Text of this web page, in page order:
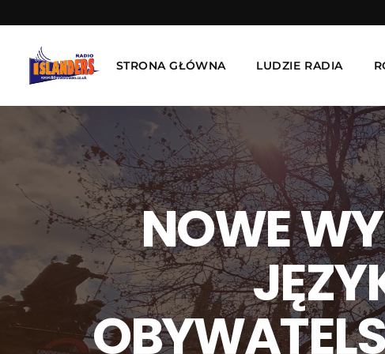
STRONA GŁÓWNA LUDZIE RADIA
NOWE